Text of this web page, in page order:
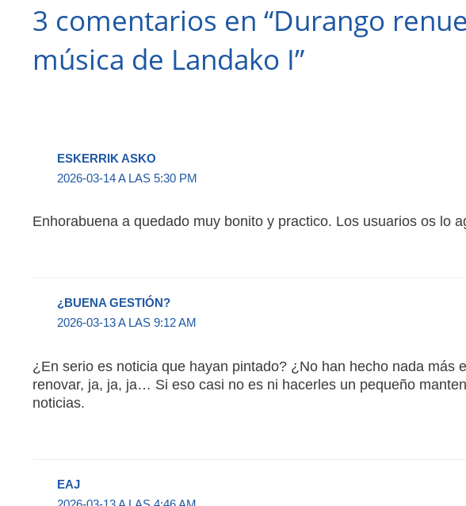
3 comentarios en “Durango
música de Landako I”
ESKERRIK ASKO
2026-03-14 A LAS 5:30 PM
Enhorabuena a quedado muy bonito y practico. Los usuarios os lo
¿BUENA GESTIÓN?
2026-03-13 A LAS 9:12 AM
¿En serio es noticia que hayan pintado? ¿No han hecho nada más
renovar, ja, ja, ja… Si eso casi no es ni hacerles un pequeño
noticias.
EAJ